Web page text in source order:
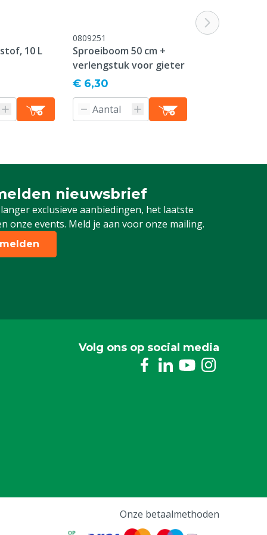
10 L
0809251
Sproeiboom 50 cm +
verlengstuk voor gieter
€ 6,30
M3400050
nieuwsbrief
exclusieve aanbiedingen, het laatste
onze events. Meld je aan voor onze mailing.
in voor onze nieuwsbrief
Volg ons op social media
Onze betaalmethoden